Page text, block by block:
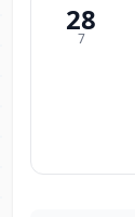
28
7